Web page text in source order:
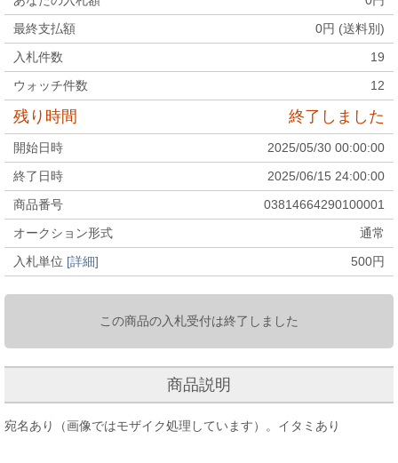
最終支払額
0円 (送料別)
入札件数
19
ウォッチ件数
12
残り時間 終了しました
開始日時
2025/05/30 00:00:00
終了日時
2025/06/15 24:00:00
商品番号
03814664290100001
オークション形式
通常
入札単位 [詳細] 500円
この商品の入札受付は終了しました
商品説明
宛名あり（画像ではモザイク処理しています）。イタミあり